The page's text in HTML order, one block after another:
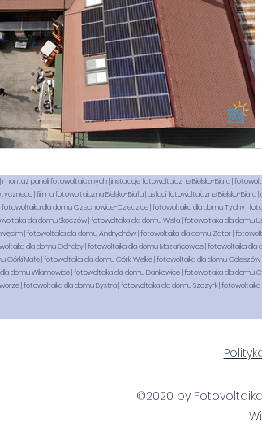
paneli fotowoltaicznych | instalacje fotowoltaiczne Bielsko-Biała |
| firma fotowoltaiczna Bielsko-Biała | usługi fotowoltaiczne Bielsko-
fotowoltaika dla domu Czechowice-Dziedzice | fotowoltaika dla domu Tychy |
dla domu Skoczów | fotowoltaika dla domu Wisła | fotowoltaika dla
| fotowoltaika dla domu Andrychów | fotowoltaika dla domu Zator |
dla domu Ochaby | fotowoltaika dla domu Mazańcowice | fotowoltaika
Górki Małe | fotowoltaika dla domu Górki Wielkie | fotowoltaika dla domu
domu Wilamowice | fotowoltaika dla domu Dankowice | fotowoltaika dla
| fotowoltaika dla domu Bystra | fotowoltaika dla domu Szczyrk |
©2020 by